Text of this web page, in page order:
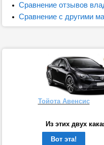
Сравнение отзывов
Сравнение с другими
Тойота Авенсис
Из этих двух
Вот эта!